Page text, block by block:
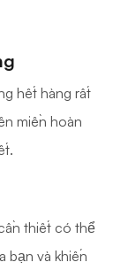
hết hàng rất
miền hoàn
thiết có thể
bạn và khiến